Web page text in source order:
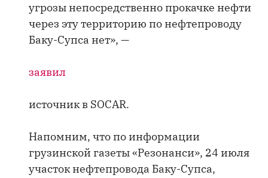
угрозы непосредственно прокачке нефти
через эту территорию по нефтепроводу
Баку-Супса нет», —
заявил
источник в SOCAR.
Напомним, что по информации
грузинской газеты «Резонанси», 24 июля
участок нефтепровода Баку-Супса,